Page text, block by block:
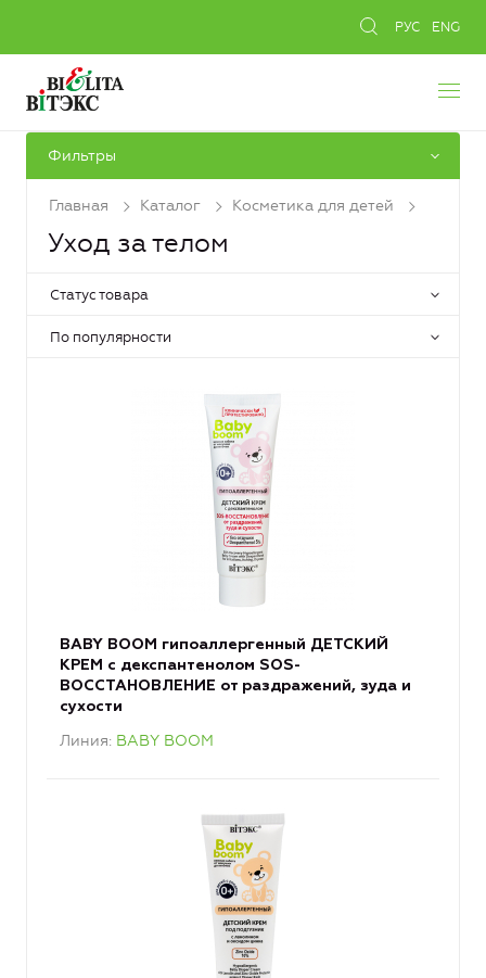
РУС ENG
Фильтры
Главная Каталог Косметика для детей
Уход за телом
Статус товара
По популярности
BABY BOOM гипоаллергенный ДЕТСКИЙ
КРЕМ с декспантенолом SOS-
ВОССТАНОВЛЕНИЕ от раздражений, зуда и
сухости
Линия BABY BOOM